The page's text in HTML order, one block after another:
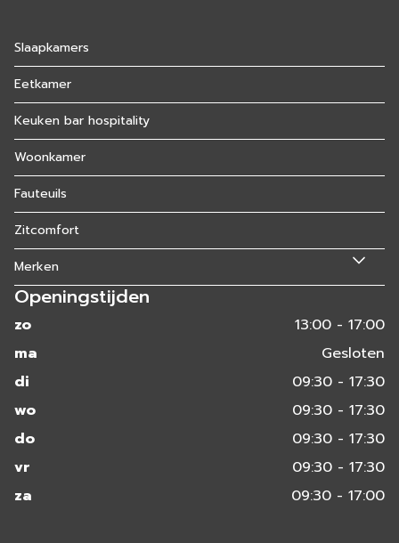
Slaapkamers
Eetkamer
Keuken bar hospitality
Woonkamer
Fauteuils
Zitcomfort
Merken
Openingstijden
zo
13:00 - 17:00
ma
Gesloten
di
09:30 - 17:30
wo
09:30 - 17:30
do
09:30 - 17:30
vr
09:30 - 17:30
za
09:30 - 17:00